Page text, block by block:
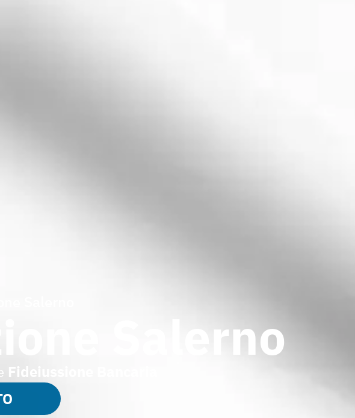
Salerno
Fideiussione Bancaria